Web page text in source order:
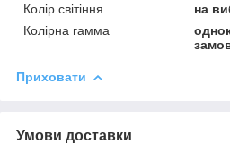
Колір світіння
на
Колірна гамма
Приховати
Умови доставки